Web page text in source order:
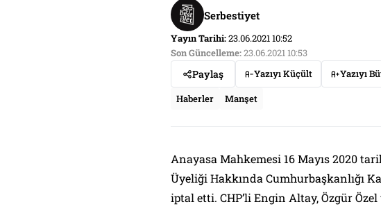
Serbestiyet
Yayın Tarihi:23.06.2021 10:52
Son Güncelleme:23.06.2021 10:53
Paylaş Yazıyı Küçült
Yazıyı
Haberler
Manşet
Anayasa Mahkemesi 16 Mayıs 2020
Üyeliği Hakkında Cumhurbaşkanlığı
iptal etti. CHP’li Engin Altay, Özgür